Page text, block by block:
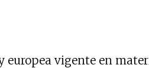
vigente en